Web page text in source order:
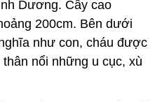
Dương. Cây cao
200cm. Bên dưới
như con, cháu được
nổi những u cục, xù